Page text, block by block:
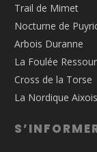
Trail de Mimet
Nocturne de
Arbois Duranne
La Foulée
Cross de la Torse
La Nordique